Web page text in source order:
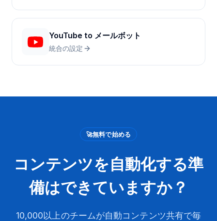
YouTube to メールボット
統合の設定
🚀無料で始める
コンテンツを自動化する準
備はできていますか？
10,000以上のチームが自動コンテンツ共有で毎